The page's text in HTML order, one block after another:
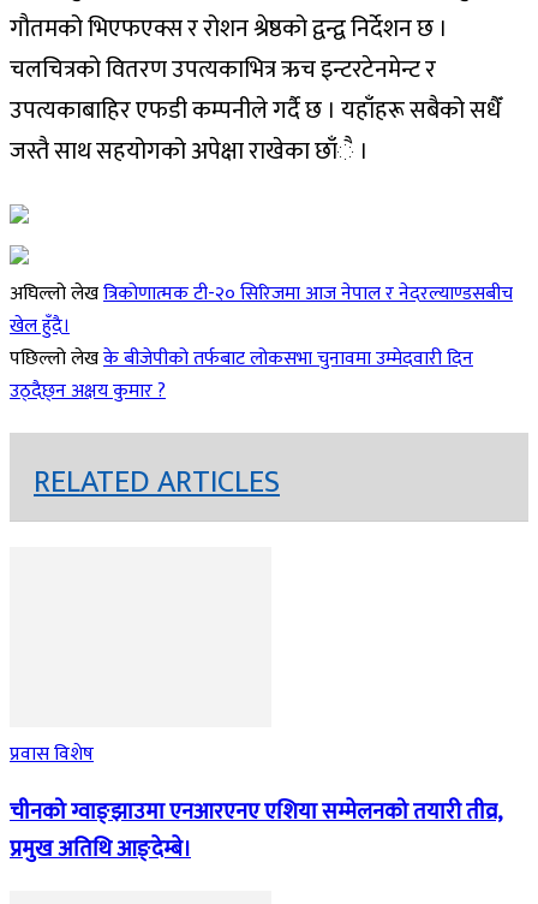
गौतमको भिएफएक्स र रोशन श्रेष्ठको द्वन्द्व निर्देशन छ ।
चलचित्रको वितरण उपत्यकाभित्र ऋच इन्टरटेनमेन्ट र
उपत्यकाबाहिर एफडी कम्पनीले गर्दै छ । यहाँहरू सबैको सधैँ
जस्तै साथ सहयोगको अपेक्षा राखेका छाँै ।
अघिल्लो लेखत्रिकोणात्मक टी-२० सिरिजमा आज नेपाल र नेदरल्याण्डसबीच
खेल हुँदै।
पछिल्लो लेखके बीजेपीको तर्फबाट लोकसभा चुनावमा उम्मेदवारी दिन
उठ्दैछ्न अक्षय कुमार ?
RELATED ARTICLES
प्रवास विशेष
चीनको ग्वाङ्झाउमा एनआरएनए एशिया सम्मेलनको तयारी तीव्र,
प्रमुख अतिथि आङ्देम्बे।